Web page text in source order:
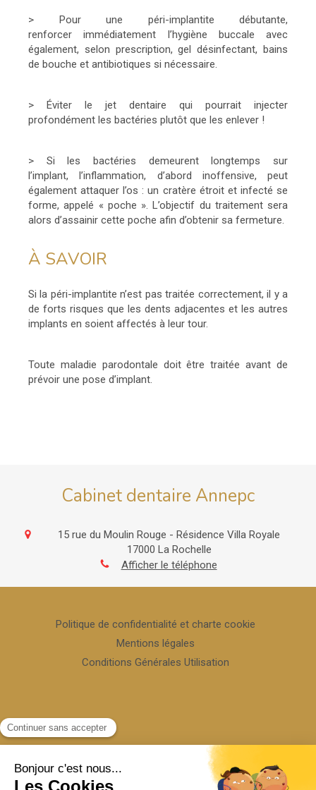
> Pour une péri-implantite débutante,
renforcer immédiatement l’hygiène buccale avec
également, selon prescription, gel désinfectant, bains
de bouche et antibiotiques si nécessaire.
> Éviter le jet dentaire qui pourrait injecter
profondément les bactéries plutôt que les enlever !
> Si les bactéries demeurent longtemps sur
l’implant, l’inflammation, d’abord inoffensive, peut
également attaquer l’os : un cratère étroit et infecté se
forme, appelé « poche ». L’objectif du traitement sera
alors d’assainir cette poche afin d’obtenir sa fermeture.
À SAVOIR
Si la péri-implantite n’est pas traitée correctement, il y a
de forts risques que les dents adjacentes et les autres
implants en soient affectés à leur tour.
Toute maladie parodontale doit être traitée avant de
prévoir une pose d’implant.
Cabinet dentaire Annepc
15 rue du Moulin Rouge - Résidence Villa Royale
17000 La Rochelle
Afficher le téléphone
Politique de confidentialité et charte cookie
Mentions légales
Conditions Générales Utilisation